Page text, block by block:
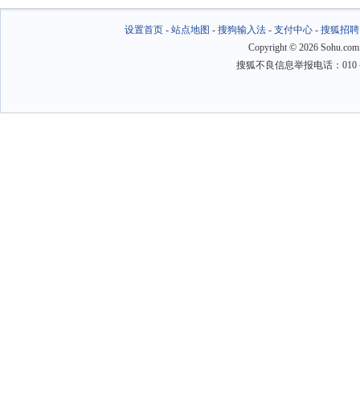
设置首页- 站点地图 - 搜狗输入法- 支付中心- 搜狐招聘
Copyright © 2026
搜狐不良信息举报电话：010